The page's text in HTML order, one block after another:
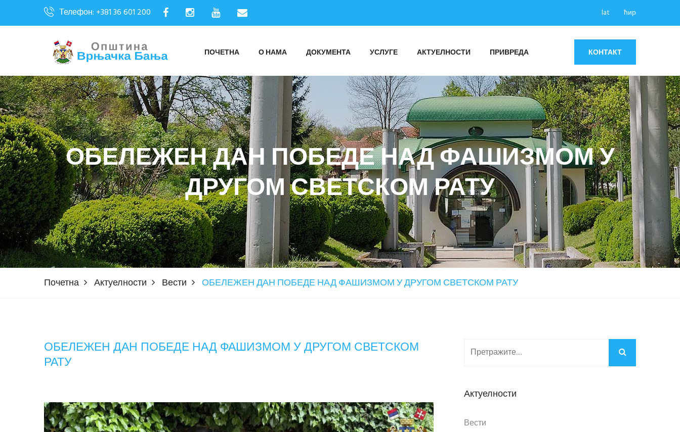
Телефон: +381 36 601 200 lat ћир
ПОЧЕТНА О НАМА ДОКУМЕНТА УСЛУГЕ АКТУЕЛНОСТИ ПРИВРЕДА КОНТАКТ
ОБЕЛЕЖЕН ДАН ПОБЕДЕ НАД ФАШИЗМОМ У
ДРУГОМ СВЕТСКОМ РАТУ
Почетна Актуелности Вести ОБЕЛЕЖЕН ДАН ПОБЕДЕ НАД ФАШИЗМОМ У ДРУГОМ СВЕТСКОМ РАТУ
ОБЕЛЕЖЕН ДАН ПОБЕДЕ НАД ФАШИЗМОМ У ДРУГОМ СВЕТСКОМ
РАТУ
Актуелности
Вести